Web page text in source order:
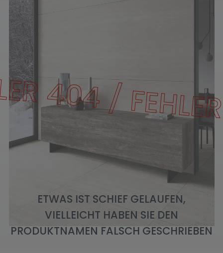
404 /
ETWAS IST SCHIEF GELAUFEN,
VIELLEICHT HABEN SIE DEN
PRODUKTNAMEN FALSCH GESCHRIEBEN